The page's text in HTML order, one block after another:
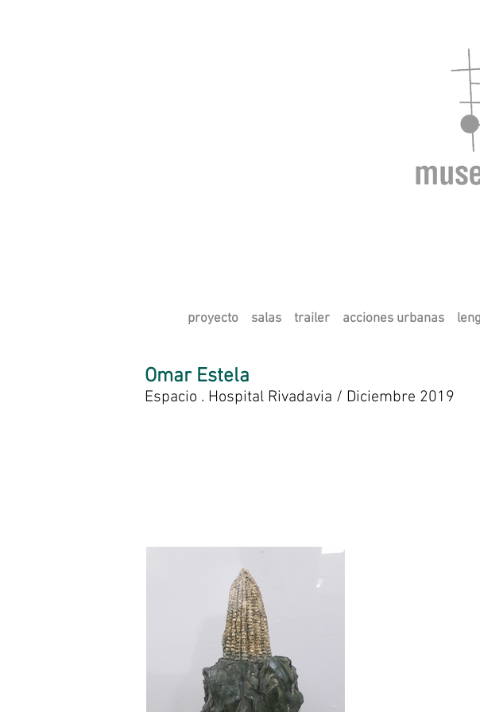
proyecto salas trailer acciones urbanas
Omar Estela
Espacio . Hospital Rivadavia / Diciembre 2019